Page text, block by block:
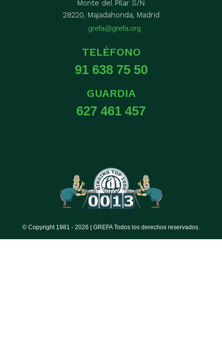
Monte del Pilar S/N
28220, Majadahonda, Madrid
grefa@grefa.org
TELÉFONO
91 638 75 50
GUARDIA
627 461 457
© Copyright 1981 - 2026 | GREFA Todos los derechos reservados.